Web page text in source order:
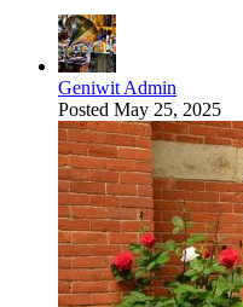
Geniwit Admin
Posted May 25, 2025